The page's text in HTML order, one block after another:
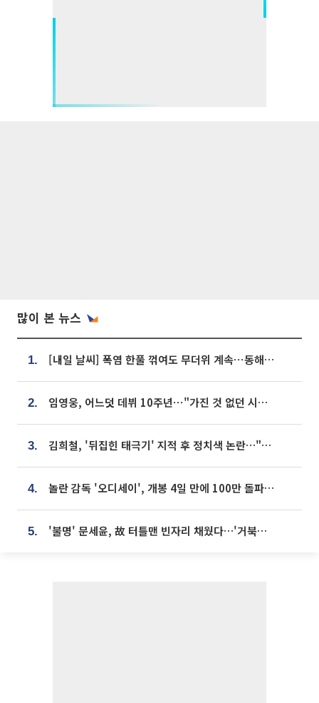
많이 본 뉴스
1. [내일 날씨] 폭염 한풀 꺾여도 무더위 계속⋯동해안 이틀 연속 비
2. 임영웅, 어느덧 데뷔 10주년⋯"가진 것 없던 시절, 내 앞엔 20명의 팬뿐"
3. 김희철, '뒤집힌 태극기' 지적 후 정치색 논란…"좌우 떠나 우리나라 국기"
4. 놀란 감독 '오디세이', 개봉 4일 만에 100만 돌파⋯'왕사남' 보다 빠르다
5. '불명' 문세윤, 故 터틀맨 빈자리 채웠다…'거북이' 눈물의 최종 우승